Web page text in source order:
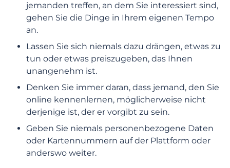
individuelle Entscheidungsfindung und
Profiling ein?
Ich habe ein Profil entdeckt, das mir
verdächtig vorkommt. Was kann ich tun?
Wie kann ich sicher sein, dass alle Profile
echt sind?
Was kann ich für meine Sicherheit auf der
Plattform tun?
Wie funktioniert die Fotoverifizierung?
jemanden treffen, an dem Sie interessiert sind,
gehen Sie die Dinge in Ihrem eigenen Tempo
an.
Lassen Sie sich niemals dazu drängen, etwas zu
tun oder etwas preiszugeben, das Ihnen
unangenehm ist.
Denken Sie immer daran, dass jemand, den Sie
online kennenlernen, möglicherweise nicht
derjenige ist, der er vorgibt zu sein.
Geben Sie niemals personenbezogene Daten
oder Kartennummern auf der Plattform oder
anderswo weiter.